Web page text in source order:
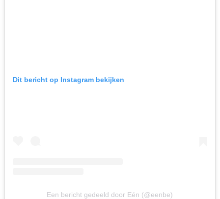
Dit bericht op Instagram bekijken
Een bericht gedeeld door Eén (@eenbe)